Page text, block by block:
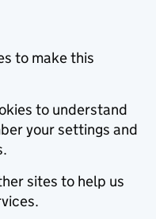
to make this
to understand
your settings and
sites to help us